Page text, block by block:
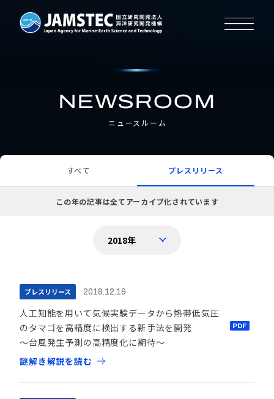
NEWSROOM
ニュースルーム
すべて プレスリリース
この年の記事は全てアーカイブ化されています
プレスリリース 2018.12.19
人工知能を用いて気候実験データから熱帯低気圧
のタマゴを高精度に検出する新手法を開発
～台風発生予測の高精度化に期待～
謎解き解説を読む